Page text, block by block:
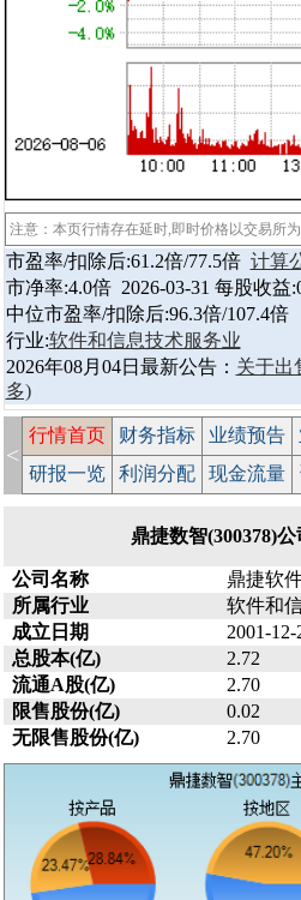
注意：本页行情存在延时,即时价格以交易所
市盈率/扣除后:61.2倍/77.5倍 计算
市净率:4.0倍 2026-03-31 每股收益
中位市盈率/扣除后:96.3倍/107.4倍
行业:软件和信息技术服务业
2026年08月04日最新公告： 关于出
多)
<
行情首页 财务指标 业绩预告
研报一览
利润分配 现金流量
鼎捷数智(300378)
公司名称
鼎捷软
所属行业
软件和
成立日期
2001-12-
总股本(亿)
2.72
流通A股(亿)
2.70
限售股份(亿)
0.02
无限售股份(亿)
2.70